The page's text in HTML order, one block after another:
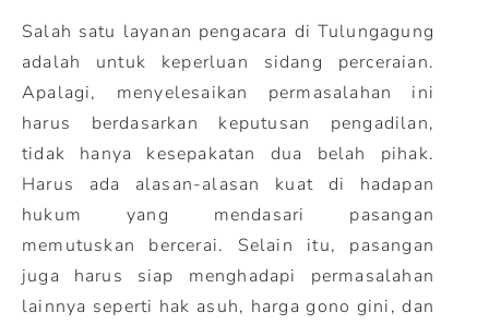
Salah satu layanan pengacara di Tulungagung
adalah untuk keperluan sidang perceraian.
Apalagi, menyelesaikan permasalahan ini
harus berdasarkan keputusan pengadilan,
tidak hanya kesepakatan dua belah pihak.
Harus ada alasan-alasan kuat di hadapan
hukum yang mendasari pasangan
memutuskan bercerai. Selain itu, pasangan
juga harus siap menghadapi permasalahan
lainnya seperti hak asuh, harga gono gini, dan